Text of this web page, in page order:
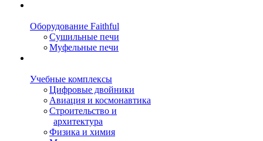
Оборудование Faithful
Сушильные печи
Муфельные печи
Учебные комплексы
Цифровые двойники
Авиация и космонавтика
Строительство и
архитектура
Физика и химия